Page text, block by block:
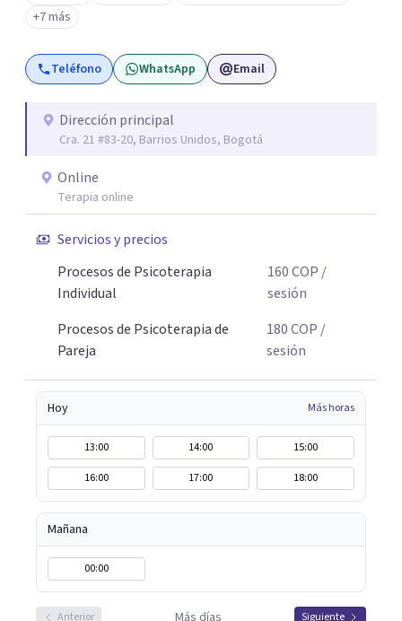
+7 más
Teléfono WhatsApp Email
Dirección principal
Cra. 21 #83-20, Barrios Unidos, Bogotá
Online
Terapia online
Servicios y precios
Procesos de Psicoterapia
Individual
160COP /
sesión
Procesos de Psicoterapia de
Pareja
180COP /
sesión
Hoy Más horas
13:00 14:00
15:00
16:00
17:00 18:00
Mañana
00:00
Anterior Más días Siguiente